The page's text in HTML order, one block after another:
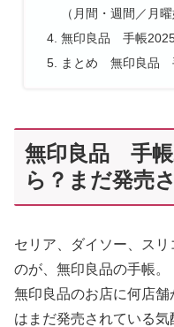
（月間・週間／月曜
無印良品 手帳
まとめ 無印良品
無印良品 手
ら？まだ発売
セリア、ダイソー、ス
のが、無印良品の手帳。
無印良品のお店に何店
はまだ発売されている気